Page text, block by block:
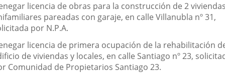
licencia de obras para la construcción de 2
pareadas con garaje, en calle Villanubla nº 31,
por N.P.A.
licencia de primera ocupación de la rehabilitación
de viviendas y locales, en calle Santiago nº 23,
Comunidad de Propietarios Santiago 23.